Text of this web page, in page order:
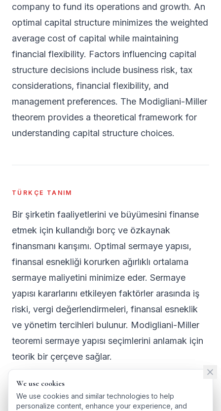
company to fund its operations and growth. An
optimal capital structure minimizes the weighted
average cost of capital while maintaining
financial flexibility. Factors influencing capital
structure decisions include business risk, tax
considerations, financial flexibility, and
management preferences. The Modigliani-Miller
theorem provides a theoretical framework for
understanding capital structure choices.
TÜRKÇE TANIM
Bir şirketin faaliyetlerini ve büyümesini finanse
etmek için kullandığı borç ve özkaynak
finansmanı karışımı. Optimal sermaye yapısı,
finansal esnekliği korurken ağırlıklı ortalama
sermaye maliyetini minimize eder. Sermaye
yapısı kararlarını etkileyen faktörler arasında iş
riski, vergi değerlendirmeleri, finansal esneklik
ve yönetim tercihleri bulunur. Modigliani-Miller
teoremi sermaye yapısı seçimlerini anlamak için
teorik bir çerçeve sağlar.
← BACK TO GLOSSARY
We use cookies
We use cookies and similar technologies to help
personalize content, enhance your experience, and
We use cookies
We use cookies and similar technologies to help
personalize content, enhance your experience, and